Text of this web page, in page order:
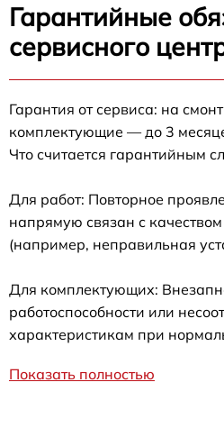
Гарантийные
сервисного
Гарантия от сервиса: на
комплектующие — до 3
Что считается гарантийным
Для работ: Повторное
напрямую связан с
(например, неправильная
Для комплектующих:
работоспособности или
характеристикам при
Показать полностью